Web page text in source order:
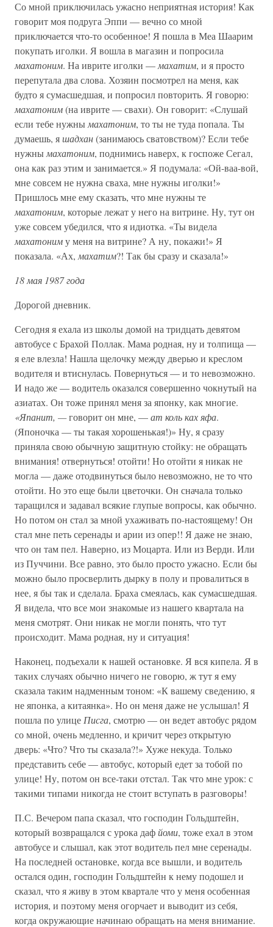
Со мной приключилась ужасно неприятная история! Как
говорит моя подруга Эппи — вечно со мной
приключается что-то особенное! Я пошла в Меа Шаарим
покупать иголки. Я вошла в магазин и попросила
махатоним. На иврите иголки — махатим, и я просто
перепутала два слова. Хозяин посмотрел на меня, как
будто я сумасшедшая, и попросил повторить. Я говорю:
махатоним(на иврите — свахи). Он говорит: «Слушай
если тебе нужны махатоним, то ты не туда попала. Ты
думаешь, яшадхан(занимаюсь сватовством)? Если тебе
нужны махатоним, поднимись наверх, к госпоже Сегал,
она как раз этим и занимается.» Я подумала: «Ой-ваа-вой,
мне совсем не нужна сваха, мне нужны иголки!»
Пришлось мне ему сказать, что мне нужны те
махатоним, которые лежат у него на витрине. Ну, тут он
уже совсем убедился, что я идиотка. «Ты видела
махатониму меня на витрине? А ну, покажи!» Я
показала. «Ах, махатим?! Так бы сразу и сказала!»
18 мая 1987 года
Дорогой дневник.
Сегодня я ехала из школы домой на тридцать девятом
автобусе с Брахой Поллак. Мама родная, ну и толпища —
я еле влезла! Нашла щелочку между дверью и креслом
водителя и втиснулась. Повернуться — и то невозможно.
И надо же — водитель оказался совершенно чокнутый на
азиатах. Он тоже принял меня за японку, как многие.
«Япанит, —говорит он мне, —ат коль ках яфа.
(Японочка — ты такая хорошенькая!)» Ну, я сразу
приняла свою обычную защитную стойку: не обращать
внимания! отвернуться! отойти! Но отойти я никак не
могла — даже отодвинуться было невозможно, не то что
отойти. Но это еще были цветочки. Он сначала только
таращился и задавал всякие глупые вопросы, как обычно.
Но потом он стал за мной ухаживать по-настоящему! Он
стал мне петь серенады и арии из опер!! Я даже не знаю,
что он там пел. Наверно, из Моцарта. Или из Верди. Или
из Пуччини. Все равно, это было просто ужасно. Если бы
можно было просверлить дырку в полу и провалиться в
нее, я бы так и сделала. Браха смеялась, как сумасшедшая.
Я видела, что все мои знакомые из нашего квартала на
меня смотрят. Они никак не могли понять, что тут
происходит. Мама родная, ну и ситуация!
Наконец, подъехали к нашей остановке. Я вся кипела. Я в
таких случаях обычно ничего не говорю, ж тут я ему
сказала таким надменным тоном: «К вашему сведению, я
не японка, а китаянка». Но он меня даже не услышал! Я
пошла по улице Писга, смотрю — он ведет автобус рядом
со мной, очень медленно, и кричит через открытую
дверь: «Что? Что ты сказала?!» Хуже некуда. Только
представить себе — автобус, который едет за тобой по
улице! Ну, потом он все-таки отстал. Так что мне урок: с
такими типами никогда не стоит вступать в разговоры!
П.С. Вечером папа сказал, что господин Гольдштейн,
который возвращался с урока дафйоми, тоже ехал в этом
автобусе и слышал, как этот водитель пел мне серенады.
На последней остановке, когда все вышли, и водитель
остался один, господин Гольдштейн к нему подошел и
сказал, что я живу в этом квартале что у меня особенная
история, и поэтому меня огорчает и выводит из себя,
когда окружающие начинаю обращать на меня внимание.